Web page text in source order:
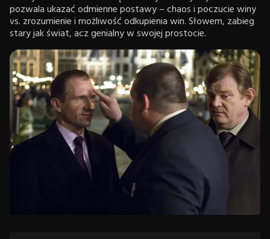
pozwala ukazać odmienne postawy – chaos i poczucie winy
vs. zrozumienie i możliwość odkupienia win. Słowem, zabieg
stary jak świat, acz genialny w swojej prostocie.